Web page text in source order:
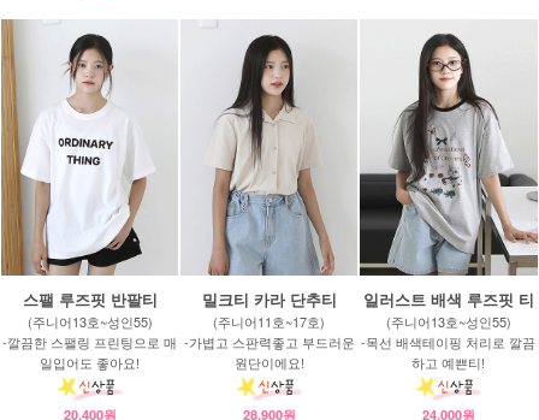
스팰 루즈핏 반팔티
(주니어13호~성인55)
-깔끔한 스팰링 프린팅으로 매
일입어도 좋아요!
20,400원
밀크티 카라 단추티
(주니어11호~17호)
-가볍고 스판력좋고 부드러운
원단이에요!
28,900원
일러스트 배색 루즈핏 티
(주니어13호~성인55)
-목선 배색테이핑 처리로 깔끔
하고 예쁜티!
24,000원